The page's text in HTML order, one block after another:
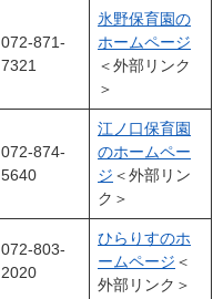
072-871-
7321
氷野保育園の
ホームページ
＜外部リンク
＞
072-874-
5640
江ノ口保育園
のホームペー
ジ ＜外部リン
ク＞
072-803-
2020
ひらりすのホ
ームページ ＜
外部リンク＞